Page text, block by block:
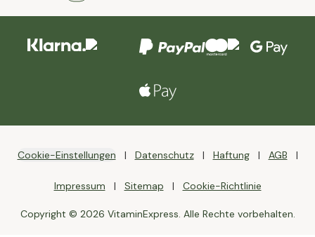
Cookie-Einstellungen Datenschutz Haftung AGB
Impressum Sitemap Cookie-Richtlinie
Copyright © 2026 VitaminExpress. Alle Rechte vorbehalten.